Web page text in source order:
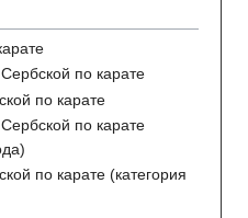
по карате
по карате
по карате
по карате (категория